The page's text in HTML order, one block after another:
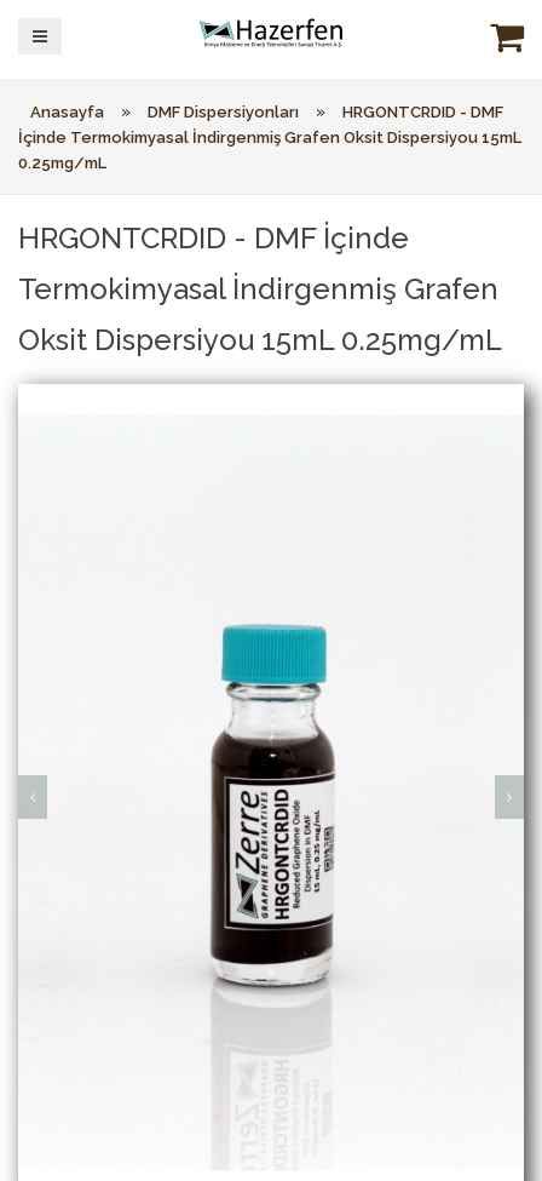
Anasayfa » DMF Dispersiyonları »
HRGONTCRDID - DMF
İçinde Termokimyasal İndirgenmiş Grafen Oksit Dispersiyou 15mL
0.25mg/mL
HRGONTCRDID - DMF İçinde
Termokimyasal İndirgenmiş Grafen
Oksit Dispersiyou 15mL 0.25mg/mL